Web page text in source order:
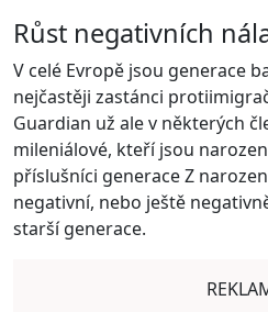
Růst negativních
V celé Evropě jsou generace
nejčastěji zastánci
Guardian už ale v některých
mileniálové, kteří jsou
příslušníci generace Z
negativní, nebo ještě
starší generace.